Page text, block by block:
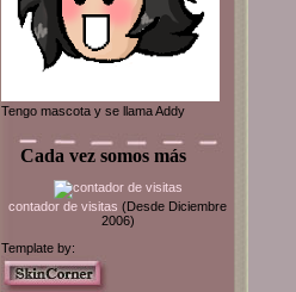
Tengo mascota y se llama Addy
Cada vez somos más
contador de visitas (Desde Diciembre
2006)
Template by: